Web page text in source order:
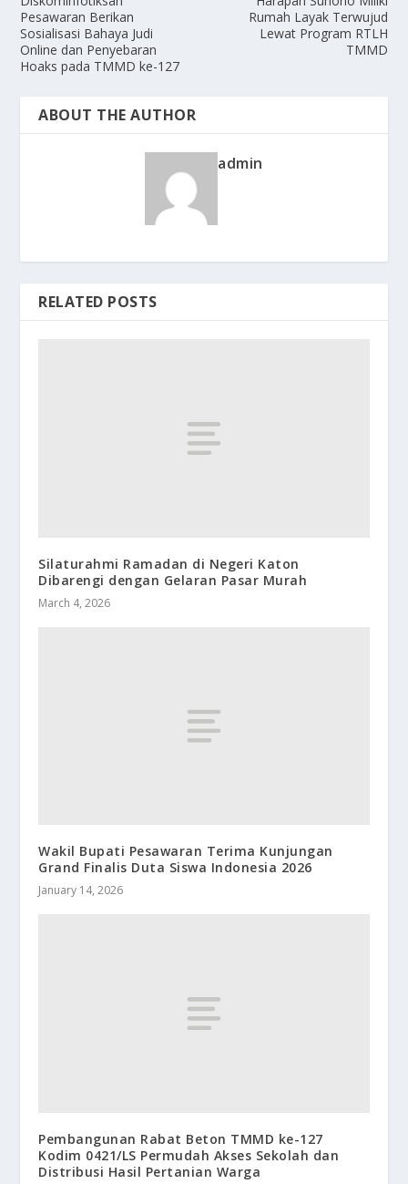
Pesawaran Berikan
Sosialisasi Bahaya Judi
Online dan Penyebaran
Hoaks pada TMMD ke-127
Rumah Layak Terwujud
Lewat Program RTLH
TMMD
ABOUT THE AUTHOR
admin
RELATED POSTS
Silaturahmi Ramadan di Negeri Katon
Dibarengi dengan Gelaran Pasar Murah
March 4, 2026
Wakil Bupati Pesawaran Terima Kunjungan
Grand Finalis Duta Siswa Indonesia 2026
January 14, 2026
Pembangunan Rabat Beton TMMD ke-127
Kodim 0421/LS Permudah Akses Sekolah dan
Distribusi Hasil Pertanian Warga